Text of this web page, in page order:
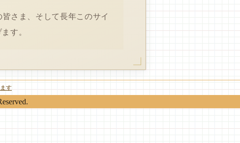
さま、そして長年このサイ
す。
す